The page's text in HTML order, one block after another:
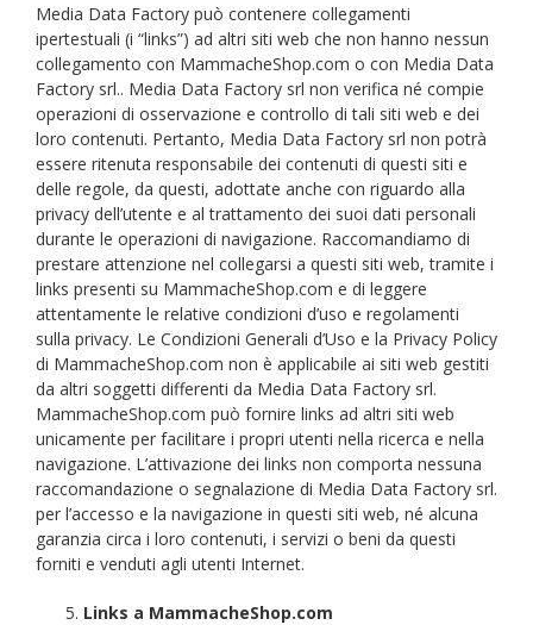
Media Data Factory può contenere collegamenti
ipertestuali (i “links”) ad altri siti web che non hanno nessun
collegamento con MammacheShop.com o con Media Data
Factory srl.. Media Data Factory srl non verifica né compie
operazioni di osservazione e controllo di tali siti web e dei
loro contenuti. Pertanto, Media Data Factory srl non potrà
essere ritenuta responsabile dei contenuti di questi siti e
delle regole, da questi, adottate anche con riguardo alla
privacy dell’utente e al trattamento dei suoi dati personali
durante le operazioni di navigazione. Raccomandiamo di
prestare attenzione nel collegarsi a questi siti web, tramite i
links presenti su MammacheShop.com e di leggere
attentamente le relative condizioni d’uso e regolamenti
sulla privacy. Le Condizioni Generali d’Uso e la Privacy Policy
di MammacheShop.com non è applicabile ai siti web gestiti
da altri soggetti differenti da Media Data Factory srl.
MammacheShop.com può fornire links ad altri siti web
unicamente per facilitare i propri utenti nella ricerca e nella
navigazione. L’attivazione dei links non comporta nessuna
raccomandazione o segnalazione di Media Data Factory srl.
per l’accesso e la navigazione in questi siti web, né alcuna
garanzia circa i loro contenuti, i servizi o beni da questi
forniti e venduti agli utenti Internet.
Links a MammacheShop.com